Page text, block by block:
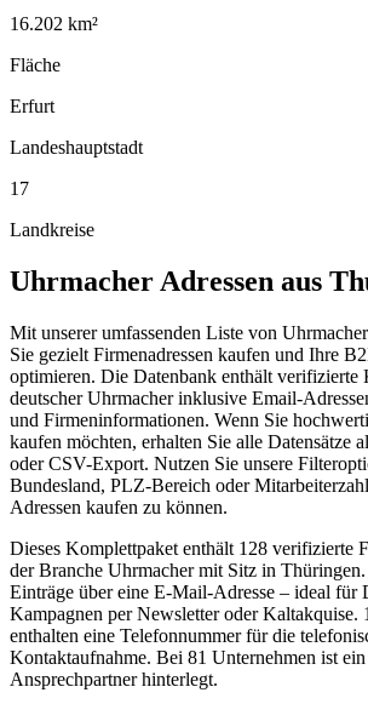
16.202 km²
Fläche
Erfurt
Landeshauptstadt
17
Landkreise
Uhrmacher Adressen aus
Mit unserer umfassenden Liste von
Sie gezielt Firmenadressen kaufen und Ihre
optimieren. Die Datenbank enthält verifizierte
deutscher Uhrmacher inklusive Email-
und Firmeninformationen. Wenn Sie
kaufen möchten, erhalten Sie alle Datensätze
oder CSV-Export. Nutzen Sie unsere
Bundesland, PLZ-Bereich oder
Adressen kaufen zu können.
Dieses Komplettpaket enthält 128 verifizierte
der Branche Uhrmachermit Sitz in Thüringen.
Einträge über eine E-Mail-Adresse – ideal für
Kampagnen per Newsletter oder Kaltakquise.
enthalten eine Telefonnummer für die
Kontaktaufnahme. Bei 81 Unternehmen ist
Ansprechpartner hinterlegt.